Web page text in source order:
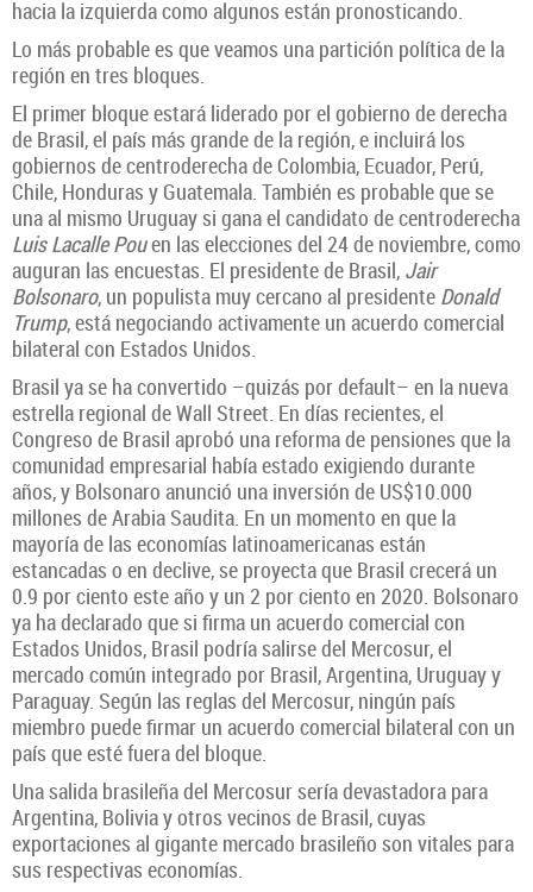
hacia la izquierda como algunos están pronosticando.
Lo más probable es que veamos una partición política de la
región en tres bloques.
El primer bloque estará liderado por el gobierno de derecha
de Brasil, el país más grande de la región, e incluirá los
gobiernos de centroderecha de Colombia, Ecuador, Perú,
Chile, Honduras y Guatemala. También es probable que se
una al mismo Uruguay si gana el candidato de centroderecha
Luis Lacalle Pouen las elecciones del 24 de noviembre, como
auguran las encuestas. El presidente de Brasil, Jair
Bolsonaro, un populista muy cercano al presidente Donald
Trump, está negociando activamente un acuerdo comercial
bilateral con Estados Unidos.
Brasil ya se ha convertido –quizás por default– en la nueva
estrella regional de Wall Street. En días recientes, el
Congreso de Brasil aprobó una reforma de pensiones que la
comunidad empresarial había estado exigiendo durante
años, y Bolsonaro anunció una inversión de US$10.000
millones de Arabia Saudita. En un momento en que la
mayoría de las economías latinoamericanas están
estancadas o en declive, se proyecta que Brasil crecerá un
0.9 por ciento este año y un 2 por ciento en 2020. Bolsonaro
ya ha declarado que si firma un acuerdo comercial con
Estados Unidos, Brasil podría salirse del Mercosur, el
mercado común integrado por Brasil, Argentina, Uruguay y
Paraguay. Según las reglas del Mercosur, ningún país
miembro puede firmar un acuerdo comercial bilateral con un
país que esté fuera del bloque.
Una salida brasileña del Mercosur sería devastadora para
Argentina, Bolivia y otros vecinos de Brasil, cuyas
exportaciones al gigante mercado brasileño son vitales para
sus respectivas economías.